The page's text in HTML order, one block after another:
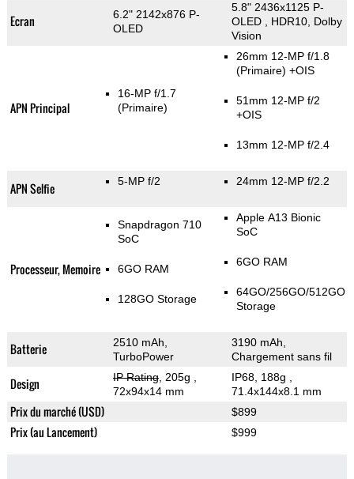
Ecran
6.2" 2142x876 P-
OLED
5.8" 2436x1125 P-
OLED , HDR10, Dolby
Vision
APN Principal
16-MP f/1.7
(Primaire)
26mm 12-MP f/1.8
(Primaire) +OIS
51mm 12-MP f/2
+OIS
13mm 12-MP f/2.4
APN Selfie 5-MP f/2 24mm 12-MP f/2.2
Processeur, Memoire
Snapdragon 710
SoC
6GO RAM
128GO Storage
Apple A13 Bionic
SoC
6GO RAM
64GO/256GO/512GO
Storage
Batterie
2510 mAh,
TurboPower
3190 mAh,
Chargement sans fil
Design IP Rating, 205g
72x94x14 mm
IP68, 188g
71.4x144x8.1 mm
Prix du marché (USD) $899
Prix (au Lancement) $999